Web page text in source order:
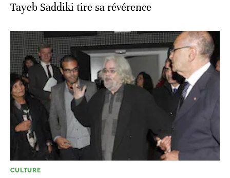
Tayeb Saddiki tire sa révérence
CULTURE